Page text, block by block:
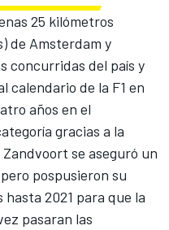
25 kilómetros
de Amsterdam y
concurridas del país y
calendario de la F1 en
años en el
gracias a la
se aseguró un
pospusieron su
2021 para que la
pasaran las